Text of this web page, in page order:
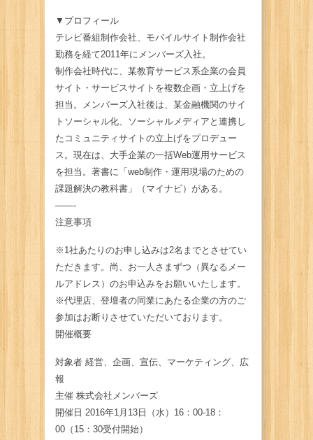
▼プロフィール
テレビ番組制作会社、モバイルサイト制作会社
勤務を経て2011年にメンバーズ入社。
制作会社時代に、某教育サービス系企業の会員
サイト・サービスサイトを複数企画・立上げを
担当。メンバーズ入社後は、某金融機関のサイ
トソーシャル化、ソーシャルメディアと連携し
たコミュニティサイトの立上げをプロデュー
ス。現在は、大手企業の一括Web運用サービス
を担当。著書に「web制作・運用現場のための
課題解決の教科書」（マイナビ）がある。
——-
注意事項
※1社あたりのお申し込みは2名までとさせてい
ただきます。尚、お一人さまずつ（異なるメー
ルアドレス）のお申込みをお願いいたします。
※代理店、登壇者の同業にあたる企業の方のご
参加はお断りさせていただいております。
開催概要
対象者 経営、企画、宣伝、マーケティング、広
報
主催 株式会社メンバーズ
開催日 2016年1月13日（水）16：00-18：
00（15：30受付開始）